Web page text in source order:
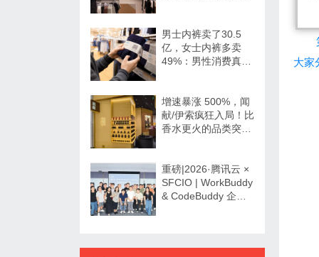
大家
男士内裤卖了30.5
亿，女士内裤多卖
49%：男性消费真的
增速暴涨 500%，闻
献/伊索疯狂入局！比
香水更火的品类突然
重磅|2026·腾讯云 ×
SFCIO | WorkBuddy
& CodeBuddy 企业